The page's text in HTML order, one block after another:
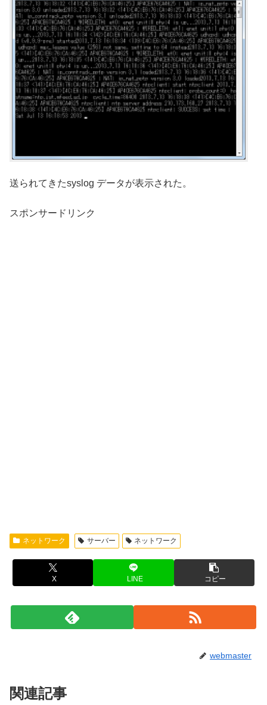
送られてきたsyslog データが表示された。
スポンサードリンク
ネットワーク サーバー ネットワーク
X LINE コピー
webmaster
関連記事